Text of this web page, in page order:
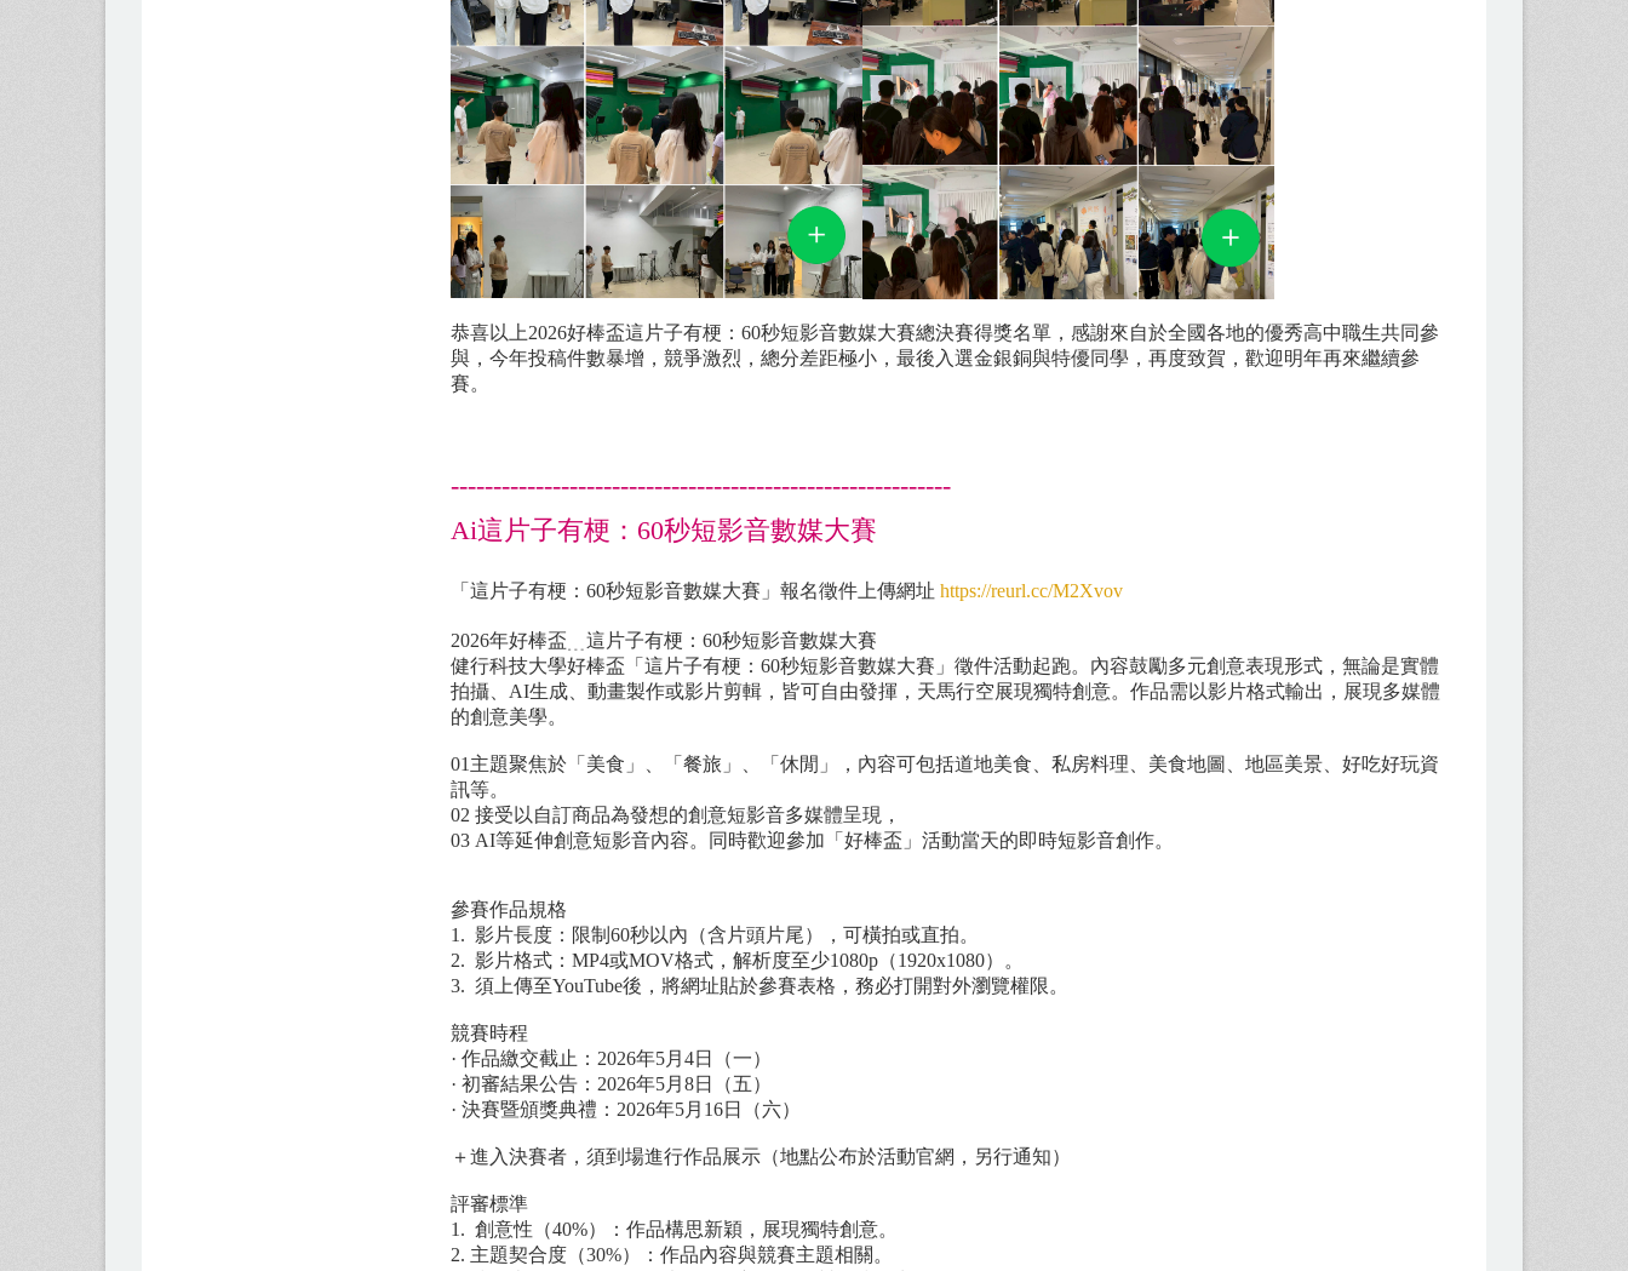
恭喜以上2026好棒盃這片子有梗：60秒短影音數媒大賽總決賽得獎名單，感謝來自於全國各地的優秀高中職生共同參
與，今年投稿件數暴增，競爭激烈，總分差距極小，最後入選金銀銅與特優同學，再度致賀，歡迎明年再來繼續參
賽。
-----------------------------------------------------------
Ai這片子有梗：60秒短影音數媒大賽
「這片子有梗：60秒短影音數媒大賽」報名徵件上傳網址 https://reurl.cc/M2Xvov
2026年好棒盃﹍這片子有梗：60秒短影音數媒大賽
​健行科技大學好棒盃「這片子有梗：60秒短影音數媒大賽」徵件活動起跑。內容鼓勵多元創意表現形式，無論是實體
拍攝、AI生成、動畫製作或影片剪輯，皆可自由發揮，天馬行空展現獨特創意。作品需以影片格式輸出，展現多媒體
的創意美學。
01主題聚焦於「美食」、「餐旅」、「休閒」，內容可包括道地美食、私房料理、美食地圖、地區美景、好吃好玩資
訊等。
02 接受以自訂商品為發想的創意短影音多媒體呈現，
03 AI等延伸創意短影音內容。同時歡迎參加「好棒盃」活動當天的即時短影音創作。
參賽作品規格
1. 影片長度：限制60秒以內（含片頭片尾），可橫拍或直拍。
2. 影片格式：MP4或MOV格式，解析度至少1080p（1920x1080）。
3. 須上傳至YouTube後，將網址貼於參賽表格，務必打開對外瀏覽權限。
競賽時程
· 作品繳交截止：2026年5月4日（一）
· 初審結果公告：2026年5月8日（五）
· 決賽暨頒獎典禮：2026年5月16日（六）
＋進入決賽者，須到場進行作品展示（地點公布於活動官網，另行通知）
​評審標準
1. 創意性（40%）：作品構思新穎，展現獨特創意。
2. 主題契合度（30%）：作品內容與競賽主題相關。